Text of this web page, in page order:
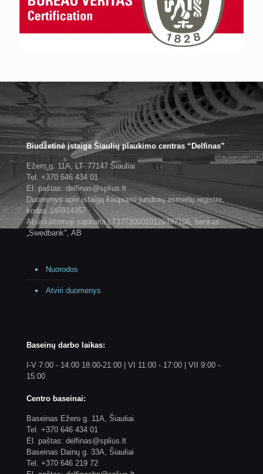
Biudžetinė įstaiga Šiaulių plaukimo centras “Delfinas”
Ežero g. 11A, LT- 77147 Šiauliai
Tel. +370 646 434 01
El. paštas: delfinas@splius.lt
Duomenys apie įstaigą kaupiami juridinių asmenų registre,
kodas 145914357
Atsiskaitomoji sąskaita LT377300010129497106, bankas
„Swedbank", AB
Nuorodos
Atviri duomenys
Baseinų darbo laikas:
I-V 7:00 - 14:00 18:00-21:00 | VI 11:00 - 17:00 | VII 9:00 -
15:00
Centro baseinai:
Baseinas Ežero g. 11A, Šiauliai
Tel. +370 646 434 01
El. paštas: delfinas@splius.lt
Baseinas Dainų g. 33A, Šiauliai
Tel. +370 646 219 72